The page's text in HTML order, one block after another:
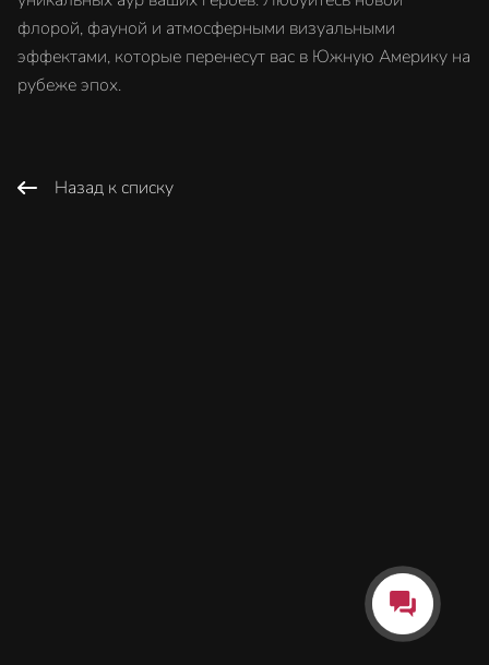
флорой, фауной и атмосферными визуальными
эффектами, которые перенесут вас в Южную Америку на
рубеже эпох.
Назад к списку